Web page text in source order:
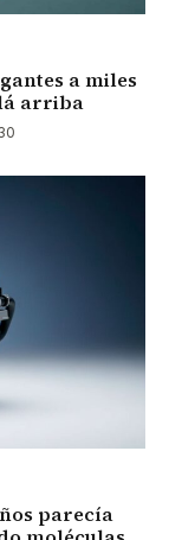
a miles
arriba
parecía